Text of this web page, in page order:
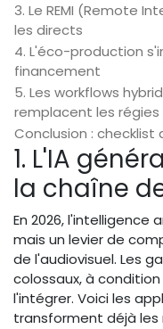
3. Le REMI (Remote
les directs
4. L'éco-production
financement
5. Les workflows
remplacent les régies
Conclusion : checklist
1. L'IA
la chaîne
En 2026, l'intelligence
mais un levier de
de l'audiovisuel. Les
colossaux, à
l'intégrer. Voici les
transforment déjà les